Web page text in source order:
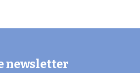
newsletter